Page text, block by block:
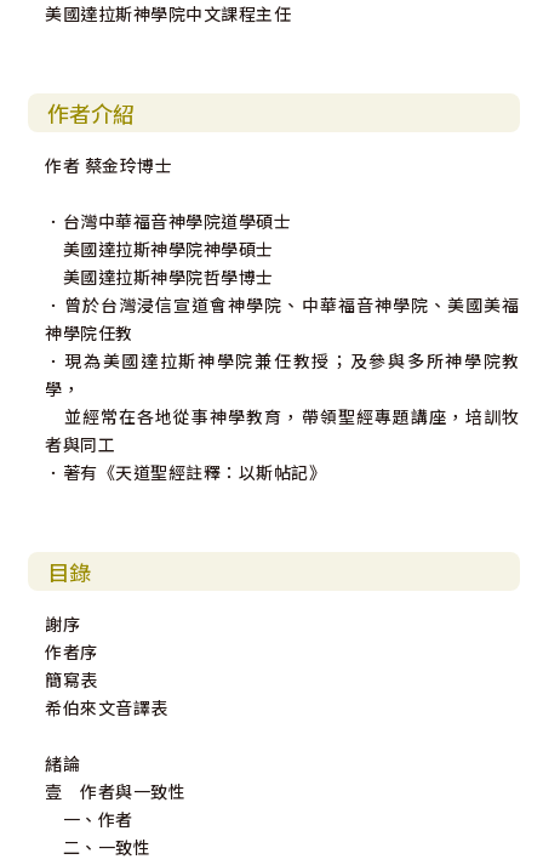
美國達拉斯神學院中文課程主任
作者介紹
作者 蔡金玲博士
．台灣中華福音神學院道學碩士
美國達拉斯神學院神學碩士
美國達拉斯神學院哲學博士
．曾於台灣浸信宣道會神學院、中華福音神學院、美國美福
神學院任教
．現為美國達拉斯神學院兼任教授；及參與多所神學院教
學，
並經常在各地從事神學教育，帶領聖經專題講座，培訓牧
者與同工
．著有《天道聖經註釋：以斯帖記》
目錄
謝序
作者序
簡寫表
希伯來文音譯表
緒論
壹 作者與一致性
一、作者
二、一致性